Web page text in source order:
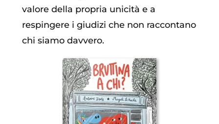
valore della propria unicità e a
respingere i giudizi che non raccontano
chi siamo davvero.